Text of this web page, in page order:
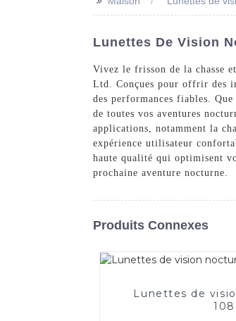
Lunettes De Vision
Vivez le frisson de la chasse
Ltd. Conçues pour offrir des
des performances fiables.
de toutes vos aventures
applications, notamment la
expérience utilisateur
haute qualité qui optimisent
prochaine aventure nocturne.
Produits Connexes
Lunettes de